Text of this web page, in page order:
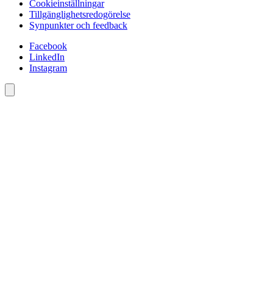
Cookieinställningar
Tillgänglighetsredogörelse
Synpunkter och feedback
Facebook
LinkedIn
Instagram